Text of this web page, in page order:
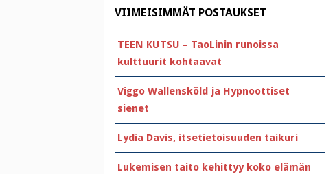
VIIMEISIMMÄT POSTAUKSET
TEEN KUTSU – TaoLinin runoissa
kulttuurit kohtaavat
Viggo Wallensköld ja Hypnoottiset
sienet
Lydia Davis, itsetietoisuuden taikuri
Lukemisen taito kehittyy koko elämän